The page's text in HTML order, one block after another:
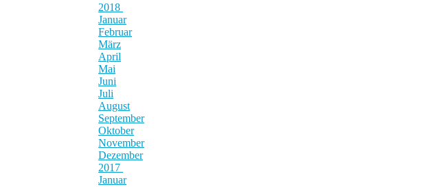
2018
Januar
Februar
März
April
Mai
Juni
Juli
August
September
Oktober
November
Dezember
2017
Januar